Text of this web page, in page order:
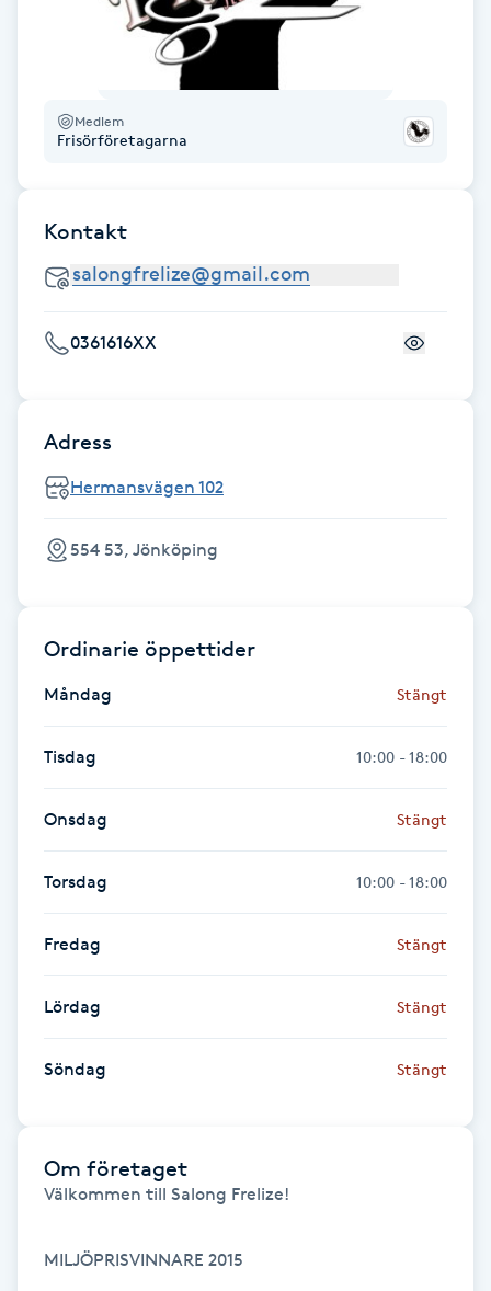
Faceliftmassage
Fettreducering
Fibromassage
Fillers
Fotmassage
Fransborttagning
Fransfärgning
Fransförlängning
Fransförlängning Megavolym
Fransförlängning Volym
Fransk manikyr
Fransrengöring
Frekvensterapi
Friskvård
Friskvårdsmassage
Medlem
Frisörföretagarna
Kontakt
0361616XX
Adress
Hermansvägen 102
554 53, Jönköping
Ordinarie öppettider
Måndag Stängt
Tisdag 10:00 - 18:00
Onsdag Stängt
Torsdag 10:00 - 18:00
Fredag Stängt
Lördag Stängt
Söndag Stängt
Om företaget
Välkommen till Salong Frelize!
MILJÖPRISVINNARE 2015